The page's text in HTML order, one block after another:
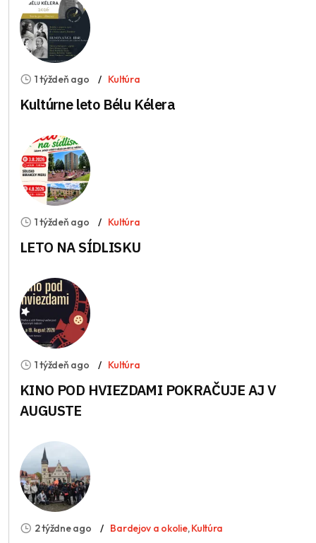
1 týždeň ago Kultúra
Kultúrne leto Bélu Kélera
1 týždeň ago Kultúra
LETO NA SÍDLISKU
1 týždeň ago Kultúra
KINO POD HVIEZDAMI POKRAČUJE AJ V
AUGUSTE
2 týždne ago Bardejov a okolie,Kultúra